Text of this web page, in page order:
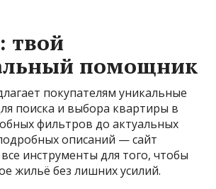
твой
помощник
покупателям уникальные
поиска и выбора квартиры в
фильтров до актуальных
описаний — сайт
инструменты для того, чтобы
жильё без лишних усилий.